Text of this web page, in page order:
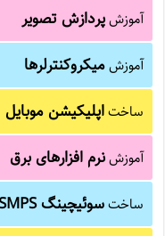
آموزشپردازش تصویر
آموزشمیکروکنترلرها
ساختاپلیکیشن موبایل
آموزشنرم افزارهای برق
ساختسوئیچینگ SMPS